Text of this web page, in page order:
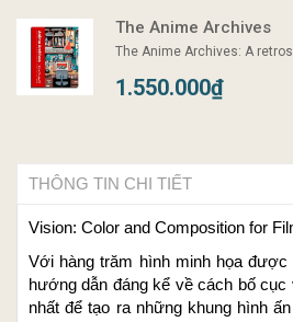
The Anime Archives
The Anime Archives: A
1.550.000₫
THÔNG TIN CHI TIẾT
Vision: Color and Composition for
Với hàng trăm hình minh họa
hướng dẫn đáng kể về cách bố
nhất để tạo ra những khung hình